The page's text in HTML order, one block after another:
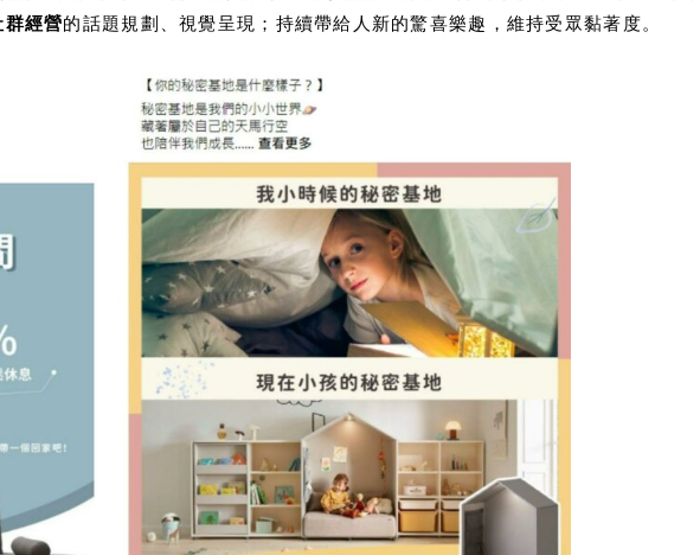
經營的話題規劃、視覺呈現；持續帶給人新的驚喜樂趣，維持受眾黏著度。